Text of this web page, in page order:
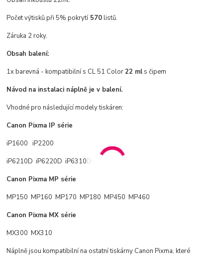
Počet výtisků při 5% pokrytí 570listů.
Záruka 2 roky.
Obsah balení:
1x barevná - kompatibilní s CL 51 Color22 mls čipem
Návod na instalaci náplně je v balení.
Vhodné pro následující modely tiskáren:
Canon Pixma IP série
iP1600 iP2200
iP6210D iP6220D iP6310D
Canon Pixma MP série
MP150 MP160 MP170 MP180 MP450 MP460
Canon Pixma MX série
MX300 MX310
Náplně jsou kompatibilní na ostatní tiskárny Canon Pixma, které